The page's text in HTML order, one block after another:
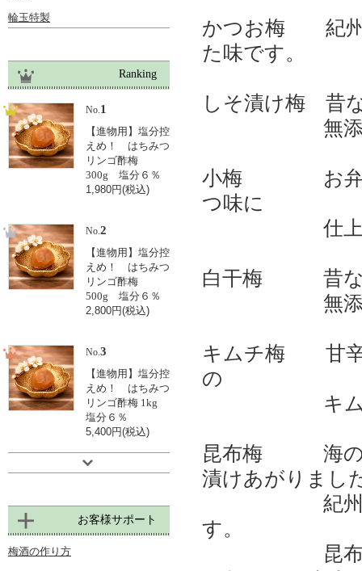
かつお梅 紀州
た味です。
しそ漬け梅 昔
無添加梅
小梅 お弁当に
つ味に
仕上げて
白干梅 昔な
無添加梅
キムチ梅 甘辛
の
キムチ液
昆布梅 海の幸
漬けあがりまし
紀州産南高
す。
昆布の旨み
輪玉特製
Ranking
No.1
【進物用】塩分控
えめ！ はちみつ
リンゴ酢梅
300g 塩分６％
1,980円(税込)
No.2
【進物用】塩分控
えめ！ はちみつ
リンゴ酢梅
500g 塩分６％
2,800円(税込)
No.3
【進物用】塩分控
えめ！ はちみつ
リンゴ酢梅 1kg
塩分６％
5,400円(税込)
お客様サポート
梅酒の作り方